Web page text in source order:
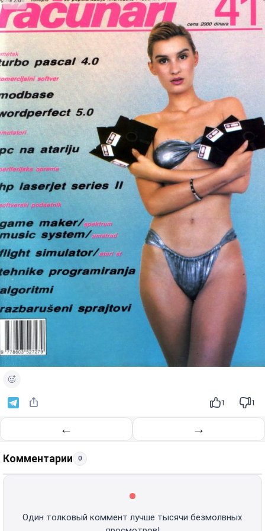
1 1
← →
Комментарии 0
Один толковый коммент лучше тысячи безмолвных